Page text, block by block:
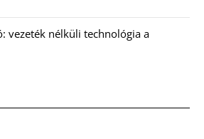
vezeték nélküli technológia a